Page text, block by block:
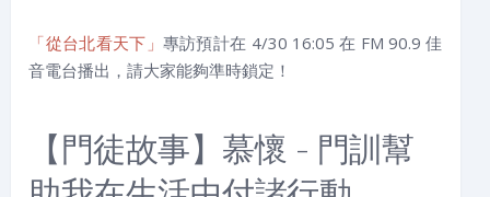
「從台北看天下」 專訪預計在 4/30 16:05 在 FM 90.9 佳
音電台播出，請大家能夠準時鎖定！
【門徒故事】慕懷 - 門訓幫